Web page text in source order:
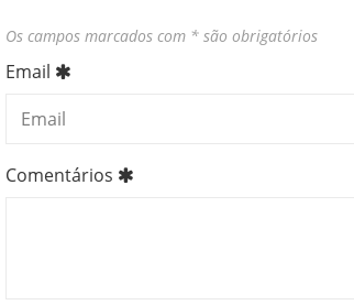
Os campos marcados com * são obrigatórios
Email
Comentários